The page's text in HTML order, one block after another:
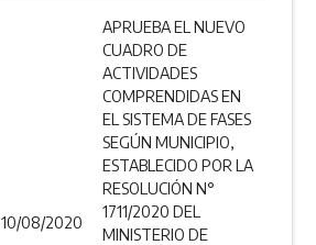
10/08/2020
APRUEBA EL NUEVO
CUADRO DE
ACTIVIDADES
COMPRENDIDAS EN
EL SISTEMA DE FASES
SEGÚN MUNICIPIO,
ESTABLECIDO POR LA
RESOLUCIÓN N°
1711/2020 DEL
MINISTERIO DE